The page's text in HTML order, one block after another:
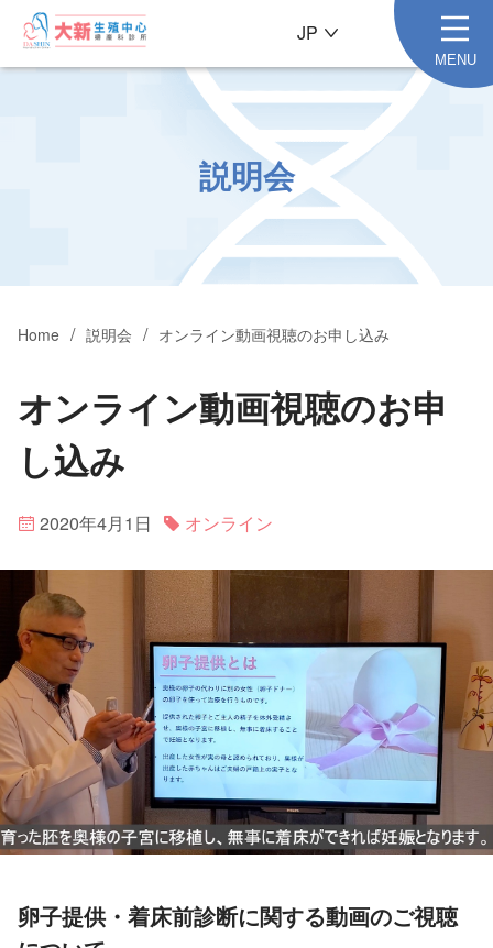
JP
MENU
説明会
Home 説明会 オンライン動画視聴のお申し込み
オンライン動画視聴のお申
し込み
2020年4月1日 オンライン
卵子提供・着床前診断に関する動画のご視聴